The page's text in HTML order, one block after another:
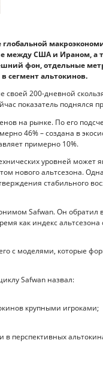
между США и Ираном, а
фон, отдельные
сегмент альтокинов.
своей 200-дневной
показатель поднялся
на рынке. По его
46% – создана в
примерно 10%.
уровней может
нового альтсезона.
стабильного
Safwan. Он обратил
как индекс альтсезона
с моделями, которые
Safwan назвал:
крупными игроками;
перспективных